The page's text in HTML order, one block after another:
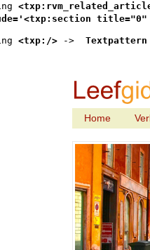
<txp:/> -> Textpattern
Home